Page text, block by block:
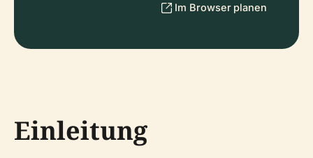
Im Browser planen
Einleitung